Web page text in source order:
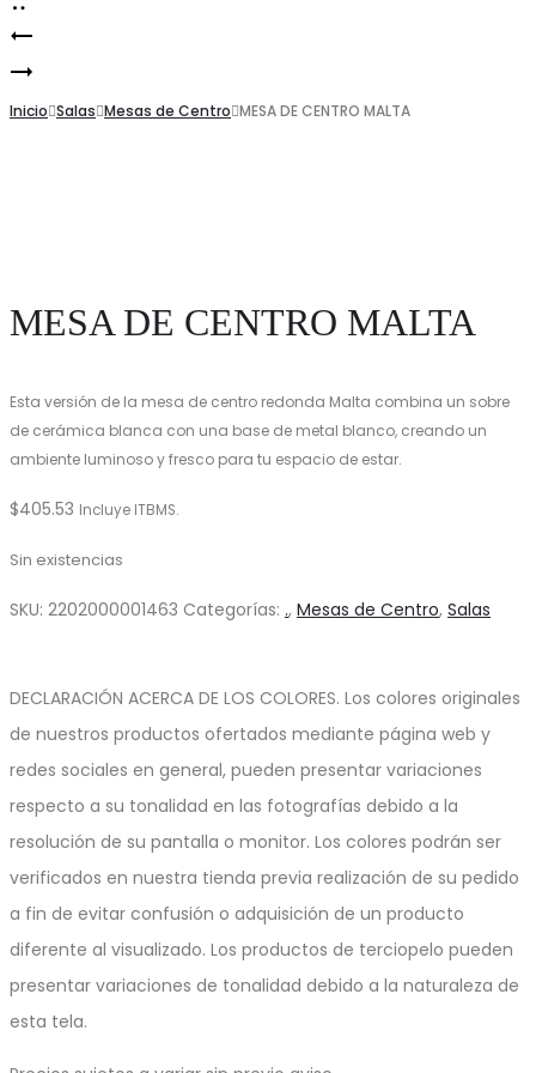
Product
navigation
Centro
Mesa
de
Inicio Salas Mesas de Centro MESA DE CENTRO MALTA
MESA DE CENTRO MALTA
Esta versión de la mesa de centro redonda Malta combina un sobre
de cerámica blanca con una base de metal blanco, creando un
ambiente luminoso y fresco para tu espacio de estar.
$405.53 Incluye ITBMS.
Sin existencias
SKU: 2202000001463 Categorías: ., Mesas de Centro, Salas
DECLARACIÓN ACERCA DE LOS COLORES. Los colores originales
de nuestros productos ofertados mediante página web y
redes sociales en general, pueden presentar variaciones
respecto a su tonalidad en las fotografías debido a la
resolución de su pantalla o monitor. Los colores podrán ser
verificados en nuestra tienda previa realización de su pedido
a fin de evitar confusión o adquisición de un producto
diferente al visualizado. Los productos de terciopelo pueden
presentar variaciones de tonalidad debido a la naturaleza de
esta tela.